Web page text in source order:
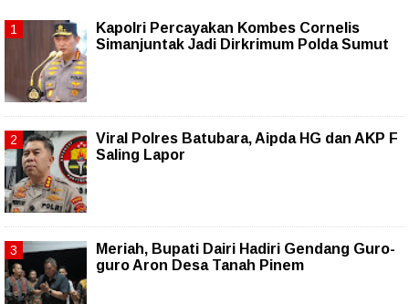
Kapolri Percayakan Kombes Cornelis
Simanjuntak Jadi Dirkrimum Polda Sumut
Viral Polres Batubara, Aipda HG dan AKP F
Saling Lapor
Meriah, Bupati Dairi Hadiri Gendang Guro-
guro Aron Desa Tanah Pinem